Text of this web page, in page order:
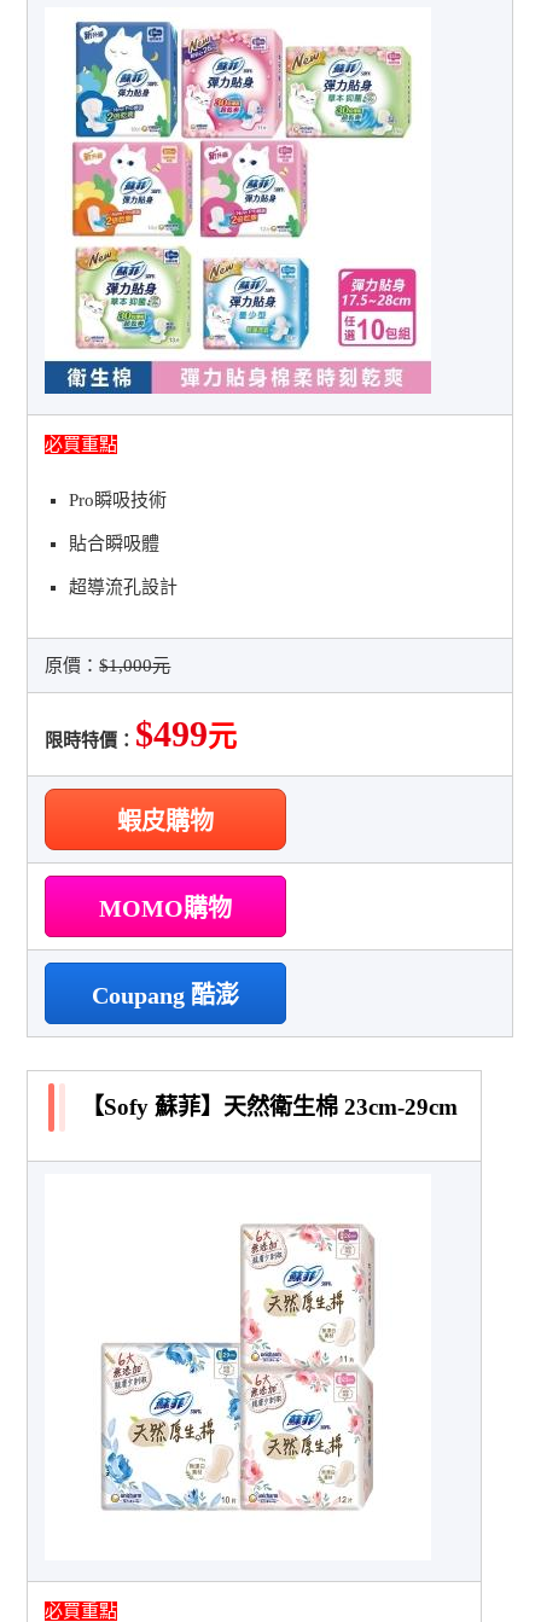
必買重點
Pro瞬吸技術
貼合瞬吸體
超導流孔設計
原價：$1,000元
限時特價： $499元
蝦皮購物
MOMO購物
Coupang 酷澎
【Sofy 蘇菲】天然衛生棉 23cm-29cm
必買重點